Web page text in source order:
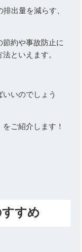
出量を減らす、
約や事故防止に
といえます。
いのでしょう
ご紹介します！
すめ